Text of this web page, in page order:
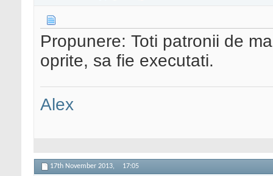
Propunere: Toti patronii de
oprite, sa fie executati.
Alex
17th November 2013, 17:05